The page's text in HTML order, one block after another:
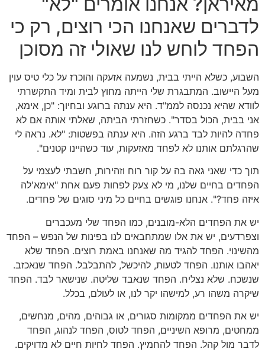
לדברים שאנחנו הכי רוצים, רק כי
הפחד לוחש לנו שאולי זה מסוכן
השבוע, כשלא הייתי בבית, נשמעה אזעקה והוכרז על כלי טיס עוין
מעל היישוב. המתבגרת שלי הייתה מחוץ לבית ומיד התקשרתי
לוודא שהיא נכנסה לממ"ד. היא ענתה ברוגע ובחיוך: "כן, אימא,
אני בבית, הכול בסדר". כשחזרתי הביתה, שאלתי אותה אם לא
פחדה להיות לבד ברגע הזה. היא ענתה בפשטות: "לא. נראה לי
שהרגלתם אותנו לא לפחד מאזעקות, עוד כשהיינו קטנים".
תוך כדי שאני גאה בה על קור רוח וזהירות, חשבתי לעצמי על
הפחדים בחיים שלנו, מי לא צעק לפחות פעם אחת "אימא'לה
איזה פחד?". אנחנו פוגשים בחיים כל מיני סוגים של פחדים.
יש את הפחדים הלא-מובנים, כמו הפחד שלי מעכברים
וצפרדעים, יש את אלו שמתחבאים לנו בפינות של הנפש – הפחד
מהשינוי. הפחד להגיד מה שאנחנו באמת רוצים. הפחד שלא
יאהבו אותנו. הפחד לטעות, להיכשל, להתבלבל. הפחד שנאכזב.
שנשכח. שלא נצליח. הפחד שנאבד שליטה. שנישאר לבד. הפחד
שיקרה משהו רע, למישהו יקר לנו, או לעולם, בכלל.
יש את הפחדים ממקומות סגורים, או גבוהים, מהים, מנחשים,
ממחטים, מרופא השיניים, הפחד לטוס, הפחד לנהוג, הפחד
לדבר מול קהל. הפחד להחמיץ. הפחד לחיות חיים לא מדויקים.